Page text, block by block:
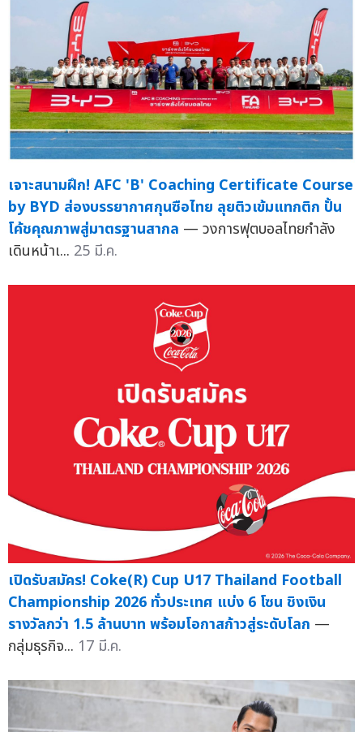
เจาะสนามฝึก! AFC 'B' Coaching Certificate Course
by BYD ส่องบรรยากาศกุนซือไทย ลุยติวเข้มแทกติก ปั้น
โค้ชคุณภาพสู่มาตรฐานสากล — วงการฟุตบอลไทยกำลัง
เดินหน้าเ... 25 มี.ค.
เปิดรับสมัคร! Coke(R) Cup U17 Thailand Football
Championship 2026 ทั่วประเทศ แบ่ง 6 โซน ชิงเงิน
รางวัลกว่า 1.5 ล้านบาท พร้อมโอกาสก้าวสู่ระดับโลก —
กลุ่มธุรกิจ... 17 มี.ค.